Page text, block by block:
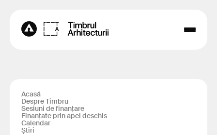
Acasă
Despre Timbru
Sesiuni de finanțare
Finanțate prin apel deschis
Calendar
Știri